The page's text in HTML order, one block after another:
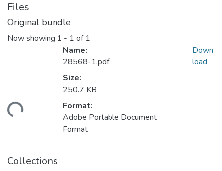
Files
Original bundle
Now showing 1 - 1 of 1
Name:
28568-1.pdf
Size:
250.7 KB
Format:
Adobe Portable Document
Format
Down
load
Collections